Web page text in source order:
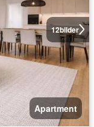
12bilder
Apartment